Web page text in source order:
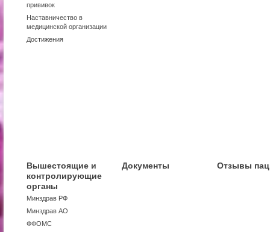
прививок
Наставничество в
медицинской организации
Достижения
Вышестоящие и
контролирующие
органы
Минздрав РФ
Минздрав АО
ФФОМС
Документы Отзывы